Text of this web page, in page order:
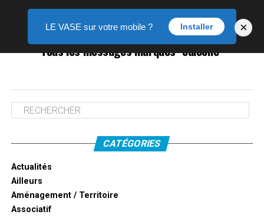
Tous les messages marqués "calèche"
CATÉGORIES
Actualités
Ailleurs
Aménagement / Territoire
Associatif
LE VASE sur votre mobile ? Installer ×